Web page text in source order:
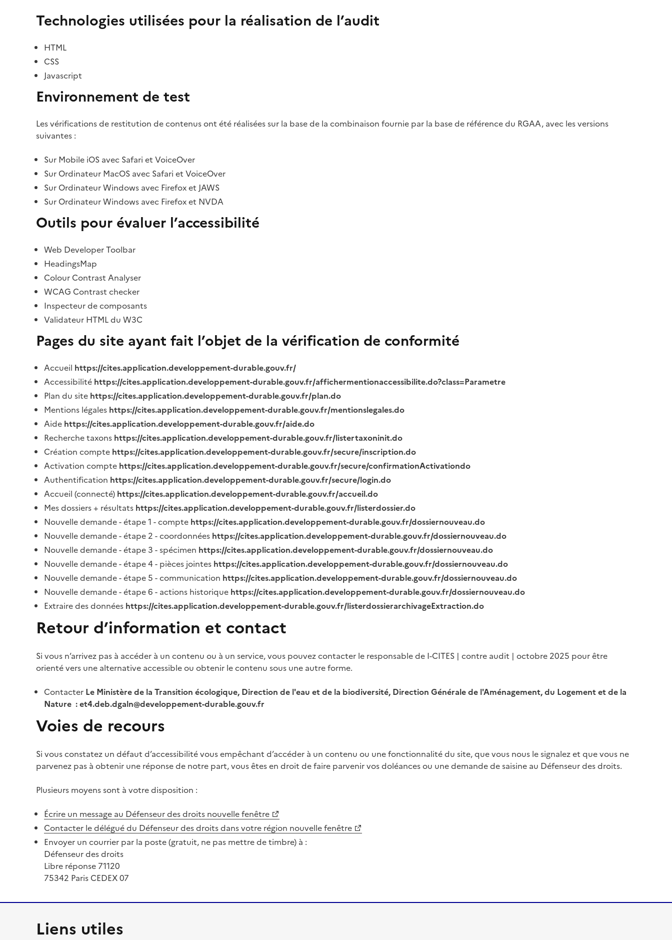
Technologies utilisées pour la réalisation de l’audit
HTML
CSS
Javascript
Environnement de test
Les vérifications de restitution de contenus ont été réalisées sur la base de la combinaison fournie par la base de référence du RGAA, avec les versions
suivantes :
Sur Mobile iOS avec Safari et VoiceOver
Sur Ordinateur MacOS avec Safari et VoiceOver
Sur Ordinateur Windows avec Firefox et JAWS
Sur Ordinateur Windows avec Firefox et NVDA
Outils pour évaluer l’accessibilité
Web Developer Toolbar
HeadingsMap
Colour Contrast Analyser
WCAG Contrast checker
Inspecteur de composants
Validateur HTML du W3C
Pages du site ayant fait l’objet de la vérification de conformité
Accueil https://cites.application.developpement-durable.gouv.fr/
Accessibilité https://cites.application.developpement-durable.gouv.fr/affichermentionaccessibilite.do?class=Parametre
Plan du site https://cites.application.developpement-durable.gouv.fr/plan.do
Mentions légales https://cites.application.developpement-durable.gouv.fr/mentionslegales.do
Aide https://cites.application.developpement-durable.gouv.fr/aide.do
Recherche taxons https://cites.application.developpement-durable.gouv.fr/listertaxoninit.do
Création compte https://cites.application.developpement-durable.gouv.fr/secure/inscription.do
Activation compte https://cites.application.developpement-durable.gouv.fr/secure/confirmationActivationdo
Authentification https://cites.application.developpement-durable.gouv.fr/secure/login.do
Accueil (connecté) https://cites.application.developpement-durable.gouv.fr/accueil.do
Mes dossiers + résultats https://cites.application.developpement-durable.gouv.fr/listerdossier.do
Nouvelle demande - étape 1 - compte https://cites.application.developpement-durable.gouv.fr/dossiernouveau.do
Nouvelle demande - étape 2 - coordonnées https://cites.application.developpement-durable.gouv.fr/dossiernouveau.do
Nouvelle demande - étape 3 - spécimen https://cites.application.developpement-durable.gouv.fr/dossiernouveau.do
Nouvelle demande - étape 4 - pièces jointes https://cites.application.developpement-durable.gouv.fr/dossiernouveau.do
Nouvelle demande - étape 5 - communication https://cites.application.developpement-durable.gouv.fr/dossiernouveau.do
Nouvelle demande - étape 6 - actions historique https://cites.application.developpement-durable.gouv.fr/dossiernouveau.do
Extraire des données https://cites.application.developpement-durable.gouv.fr/listerdossierarchivageExtraction.do
Retour d’information et contact
Si vous n’arrivez pas à accéder à un contenu ou à un service, vous pouvez contacter le responsable de I-CITES | contre audit | octobre 2025 pour être
orienté vers une alternative accessible ou obtenir le contenu sous une autre forme.
Contacter Le Ministère de la Transition écologique, Direction de l'eau et de la biodiversité, Direction Générale de l'Aménagement, du Logement et de la
Nature : et4.deb.dgaln@developpement-durable.gouv.fr
Voies de recours
Si vous constatez un défaut d’accessibilité vous empêchant d’accéder à un contenu ou une fonctionnalité du site, que vous nous le signalez et que vous ne
parvenez pas à obtenir une réponse de notre part, vous êtes en droit de faire parvenir vos doléances ou une demande de saisine au Défenseur des droits.
Plusieurs moyens sont à votre disposition :
Écrire un message au Défenseur des droits nouvelle fenêtre
Contacter le délégué du Défenseur des droits dans votre région nouvelle fenêtre
Envoyer un courrier par la poste (gratuit, ne pas mettre de timbre) à :
Défenseur des droits
Libre réponse 71120
75342 Paris CEDEX 07
Liens utiles